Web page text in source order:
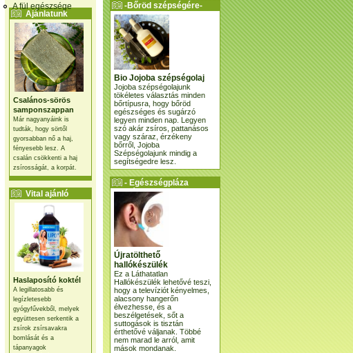
A fül egészsége
Ajánlatunk
Csalános-sörös
samponszappan
Már nagyanyáink is
tudták, hogy sörtől
gyorsabban nő a haj,
fényesebb lesz. A
csalán csökkenti a haj
zsírosságát, a korpát.
Vital ajánló
Haslaposító koktél
A legillatosabb és
legízletesebb
gyógyfűvekből, melyek
együttesen serkentik a
zsírok zsírsavakra
bomlását és a
tápanyagok
-Bőröd szépségére-
Bio Jojoba szépségolaj
Jojoba szépségolajunk
tökéletes választás minden
bőrtípusra, hogy bőröd
egészséges és sugárzó
legyen minden nap. Legyen
szó akár zsíros, pattanásos
vagy száraz, érzékeny
bőrről, Jojoba
Szépségolajunk mindig a
segítségedre lesz.
- Egészségpláza
ajánlatunk -
Újratölthető
hallókészülék
Ez a Láthatatlan
Hallókészülék lehetővé teszi,
hogy a televíziót kényelmes,
alacsony hangerőn
élvezhesse, és a
beszélgetések, sőt a
suttogások is tisztán
érthetővé váljanak. Többé
nem marad le arról, amit
mások mondanak.